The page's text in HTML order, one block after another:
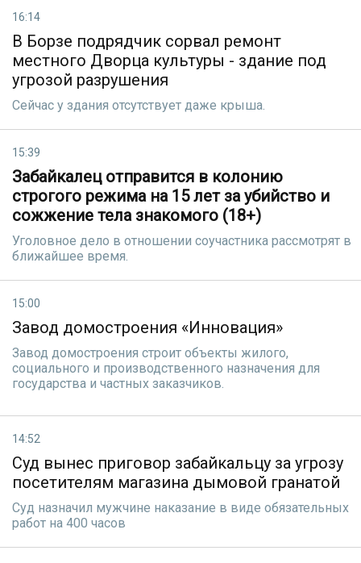
16:14
В Борзе подрядчик сорвал ремонт
местного Дворца культуры - здание под
угрозой разрушения
Сейчас у здания отсутствует даже крыша.
15:39
Забайкалец отправится в колонию
строгого режима на 15 лет за убийство и
сожжение тела знакомого (18+)
Уголовное дело в отношении соучастника рассмотрят в
ближайшее время.
15:00
Завод домостроения «Инновация»
Завод домостроения строит объекты жилого,
социального и производственного назначения для
государства и частных заказчиков.
14:52
Суд вынес приговор забайкальцу за угрозу
посетителям магазина дымовой гранатой
Суд назначил мужчине наказание в виде обязательных
работ на 400 часов